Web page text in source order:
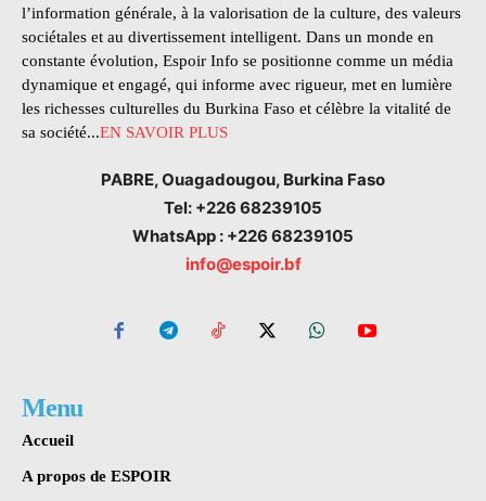
l’information générale, à la valorisation de la culture, des valeurs
sociétales et au divertissement intelligent. Dans un monde en
constante évolution, Espoir Info se positionne comme un média
dynamique et engagé, qui informe avec rigueur, met en lumière
les richesses culturelles du Burkina Faso et célèbre la vitalité de
sa société...EN SAVOIR PLUS
PABRE, Ouagadougou, Burkina Faso
Tel: +226 68239105
WhatsApp : +226 68239105
info@espoir.bf
Menu
Accueil
A propos de ESPOIR